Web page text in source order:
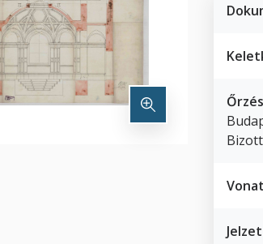
Jelzet